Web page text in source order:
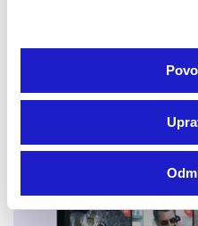
Smart TV - Android,